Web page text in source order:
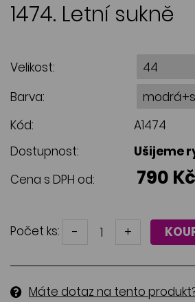
1474. Letní sukně
Velikost:
Barva:
Kód:
A1474
Dostupnost:
Ušijeme
Cena s DPH od:
790 Kč
Počet ks: - +
Máte dotaz na tento